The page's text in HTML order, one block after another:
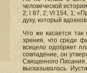
человеческой
2; I 87, 2; VI 154, 1;
духу, который
Что же касается
зрения, что среди
всецело одобряет
совпадение, он
Священного
высказывалась